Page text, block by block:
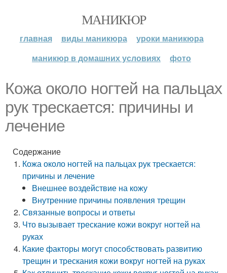
МАНИКЮР
главная виды маникюра
уроки маникюра
маникюр в домашних условиях
фото
Кожа около ногтей на пальцах
рук трескается: причины и
лечение
Содержание
Кожа около ногтей на пальцах рук трескается:
причины и лечение
Внешнее воздействие на кожу
Внутренние причины появления трещин
Связанные вопросы и ответы
Что вызывает трескание кожи вокруг ногтей на
руках
Какие факторы могут способствовать развитию
трещин и трескания кожи вокруг ногтей на руках